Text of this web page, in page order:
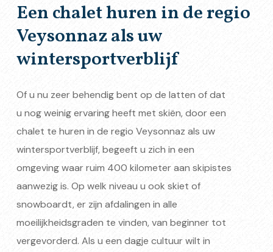
Een chalet huren in de regio
Veysonnaz als uw
wintersportverblijf
Of u nu zeer behendig bent op de latten of dat
u nog weinig ervaring heeft met skiën, door een
chalet te huren in de regio Veysonnaz als uw
wintersportverblijf, begeeft u zich in een
omgeving waar ruim 400 kilometer aan skipistes
aanwezig is. Op welk niveau u ook skiet of
snowboardt, er zijn afdalingen in alle
moeilijkheidsgraden te vinden, van beginner tot
vergevorderd. Als u een dagje cultuur wilt in